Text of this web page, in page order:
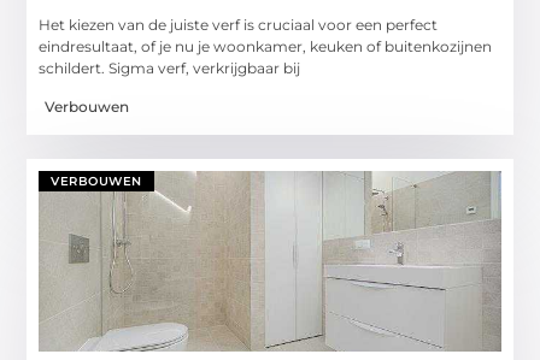
Het kiezen van de juiste verf is cruciaal voor een perfect
eindresultaat, of je nu je woonkamer, keuken of buitenkozijnen
schildert. Sigma verf, verkrijgbaar bij
Verbouwen
VERBOUWEN